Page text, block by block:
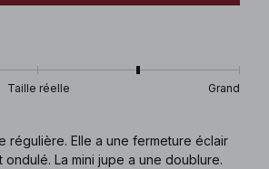
Taille réelle Grand
régulière. Elle a une fermeture éclair
La mini jupe a une doublure.